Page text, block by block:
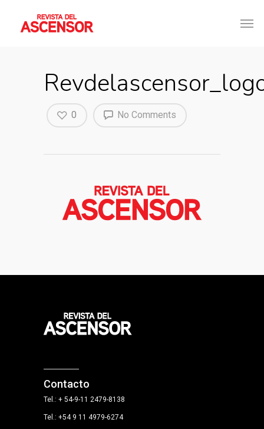
No Comments
0
Contacto
Tel.: + 54-9-11 2479-8138
Tel.: +54 9 11 4979-6274